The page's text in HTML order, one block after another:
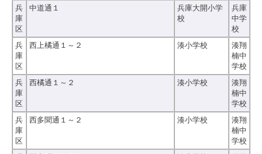
兵
庫
区
中道通１
兵庫大開小学
校
兵庫
中学
校
兵
庫
区
西上橘通１～２ 湊小学校
湊翔
楠中
学校
兵
庫
区
西橘通１～２ 湊小学校
湊翔
楠中
学校
兵
庫
区
西多聞通１～２ 湊小学校
湊翔
楠中
学校